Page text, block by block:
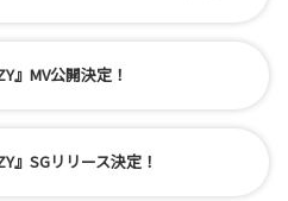
』MV公開決定！
』SGリリース決定！